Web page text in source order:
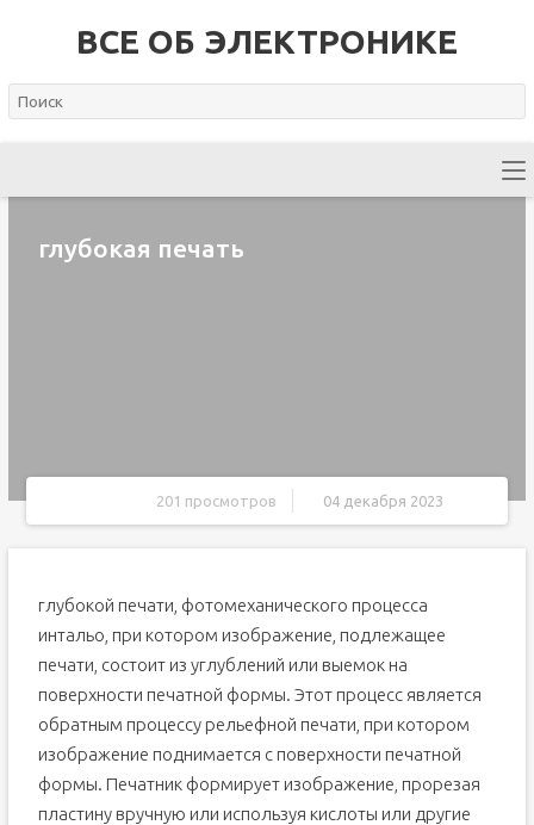
ВСЕ ОБ ЭЛЕКТРОНИКЕ
глубокая печать
201 просмотров 04 декабря 2023
глубокой печати, фотомеханического процесса
интальо, при котором изображение, подлежащее
печати, состоит из углублений или выемок на
поверхности печатной формы. Этот процесс является
обратным процессу рельефной печати, при котором
изображение поднимается с поверхности печатной
формы. Печатник формирует изображение, прорезая
пластину вручную или используя кислоты или другие